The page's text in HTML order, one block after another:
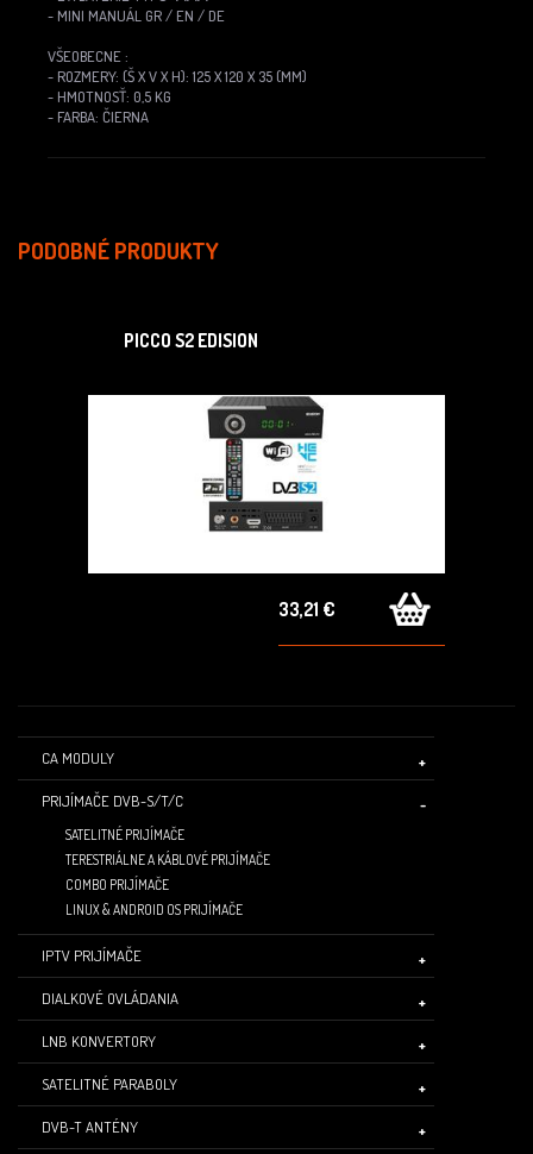
- MINI MANUÁL GR / EN / DE
VŠEOBECNE :
- ROZMERY: (Š X V X H): 125 X 120 X 35 (MM)
- HMOTNOSŤ: 0,5 KG
- FARBA: ČIERNA
PODOBNÉ PRODUKTY
PICCO S2 EDISION
33,21 €
CA MODULY
PRIJÍMAČE DVB-S/T/C
SATELITNÉ PRIJÍMAČE
TERESTRIÁLNE A KÁBLOVÉ PRIJÍMAČE
COMBO PRIJÍMAČE
LINUX & ANDROID OS PRIJÍMAČE
IPTV PRIJÍMAČE
DIALKOVÉ OVLÁDANIA
LNB KONVERTORY
SATELITNÉ PARABOLY
DVB-T ANTÉNY